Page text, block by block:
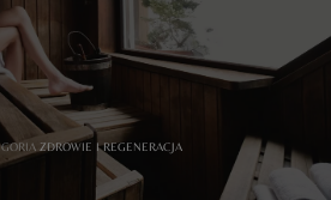
ZDROWIE I REGENERACJA